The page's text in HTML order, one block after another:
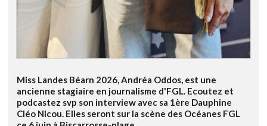
Miss Landes Béarn 2026, Andréa Oddos, est une
ancienne stagiaire en journalisme d'FGL. Ecoutez et
podcastez svp son interview avec sa 1ère Dauphine
Cléo Nicou. Elles seront sur la scène des Océanes FGL